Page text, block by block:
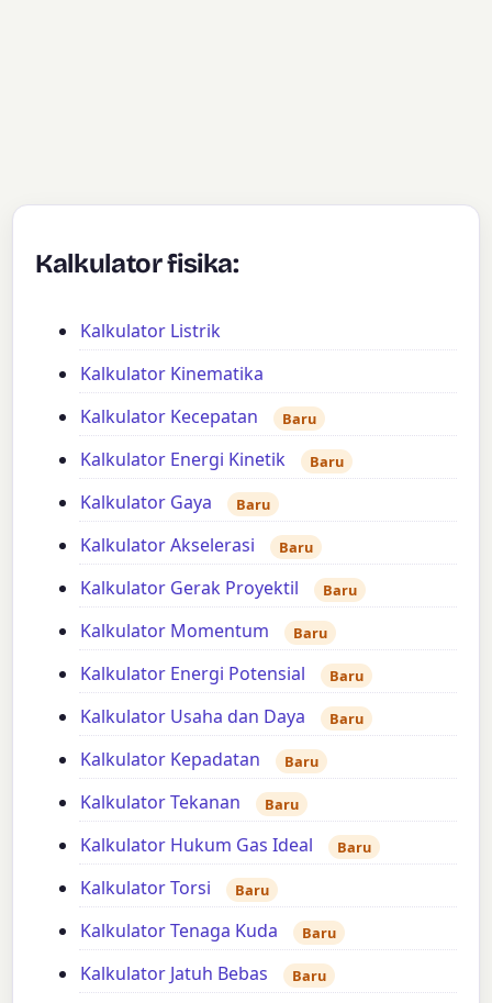
Kalkulator fisika:
Kalkulator Listrik
Kalkulator Kinematika
Kalkulator Kecepatan
Baru
Kalkulator Energi Kinetik Baru
Kalkulator Gaya Baru
Kalkulator Akselerasi Baru
Kalkulator Gerak Proyektil Baru
Kalkulator Momentum Baru
Kalkulator Energi Potensial Baru
Kalkulator Usaha dan Daya Baru
Kalkulator Kepadatan Baru
Kalkulator Tekanan Baru
Kalkulator Hukum Gas Ideal Baru
Kalkulator Torsi Baru
Kalkulator Tenaga Kuda Baru
Kalkulator Jatuh Bebas Baru